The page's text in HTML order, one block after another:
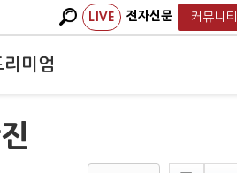
LIVE 전자신문 커뮤니티
리미엄